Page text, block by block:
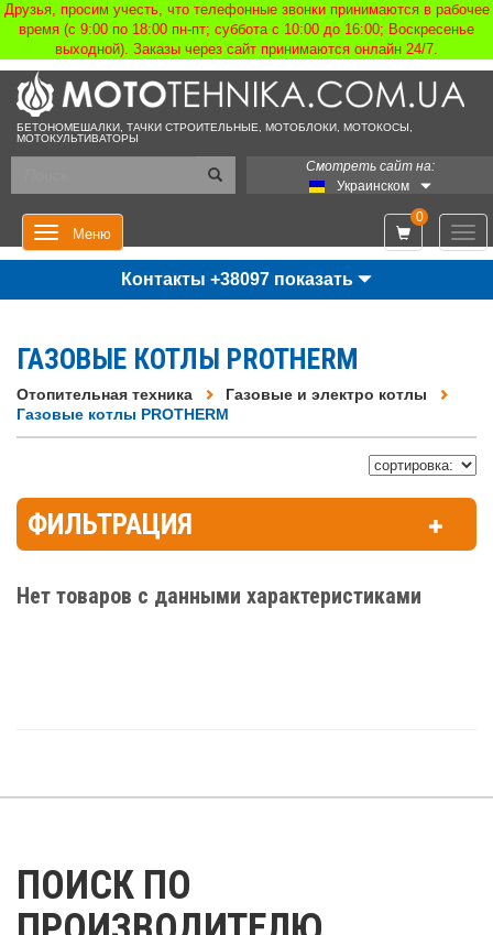
Друзья, просим учесть, что телефонные звонки принимаются в рабочее
время (с 9:00 по 18:00 пн-пт; суббота с 10:00 до 16:00; Воскресенье
выходной). Заказы через сайт принимаются онлайн 24/7.
БЕТОНОМЕШАЛКИ, ТАЧКИ СТРОИТЕЛЬНЫЕ, МОТОБЛОКИ, МОТОКОСЫ,
МОТОКУЛЬТИВАТОРЫ
Смотреть сайт на:
Украинском
Меню
0
Контакты +38097 показать
ГАЗОВЫЕ КОТЛЫ PROTHERM
Отопительная техника
Газовые и электро котлы
Газовые котлы PROTHERM
ФИЛЬТРАЦИЯ
Нет товаров с данными характеристиками
ПОИСК ПО